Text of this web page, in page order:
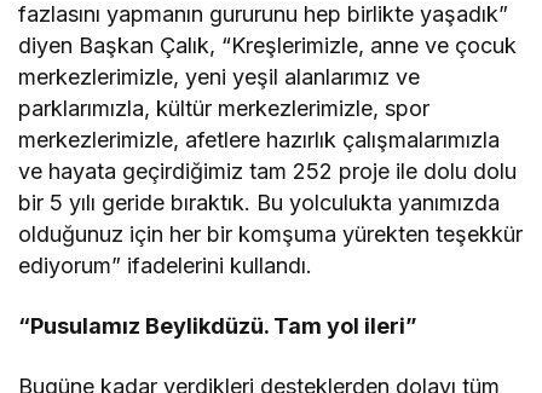
fazlasını yapmanın gururunu hep birlikte yaşadık”
diyen Başkan Çalık, “Kreşlerimizle, anne ve çocuk
merkezlerimizle, yeni yeşil alanlarımız ve
parklarımızla, kültür merkezlerimizle, spor
merkezlerimizle, afetlere hazırlık çalışmalarımızla
ve hayata geçirdiğimiz tam 252 proje ile dolu dolu
bir 5 yılı geride bıraktık. Bu yolculukta yanımızda
olduğunuz için her bir komşuma yürekten teşekkür
ediyorum” ifadelerini kullandı.
“Pusulamız Beylikdüzü. Tam yol ileri”
Bugüne kadar verdikleri desteklerden dolayı tüm